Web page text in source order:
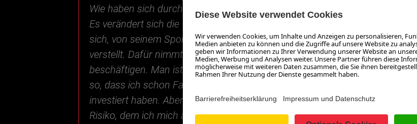
Wie haben sich durch Ihr Karriereende Blickwinkel und Sichtweisen
Es verändert sich die Wahrnehmung des Sports. Als Athlet lebt man in
sich, von seinem Sport leben zu können: Er liefert seinen bestmöglichen
verstellt. Dafür nimmt man auch ein gewisses Risiko auf sich oder besser:
beschäftigen. Man ist nur auf das fokussiert, was man gut machen muss:
so, dass ich schon Familie und Kinder hatte: Diese beanspruchen Zeit und
investiert haben. Aber mir war die Familie wichtig: Ich wollte das schon
Risiko, dem ich mich ausgesetzt habe, bewusster war als mir selbst. Zum